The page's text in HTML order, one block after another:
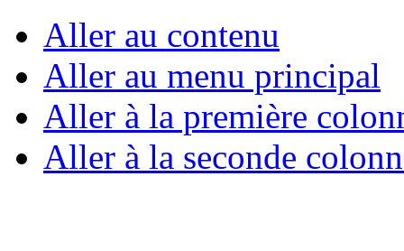
Aller au contenu
Aller au menu principal
Aller à la première
Aller à la seconde